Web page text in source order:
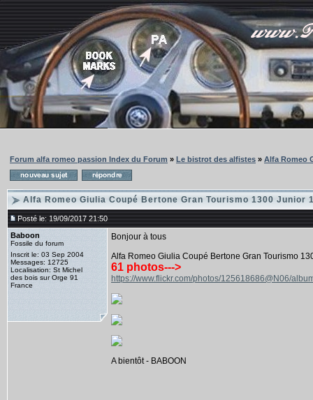
Forum alfa romeo passion Index du Forum » Le bistrot des alfistes » Alfa Romeo
Alfa Romeo Giulia Coupé Bertone Gran Tourismo 1300 Junior
Posté le: 19/09/2017 21:50
Baboon
Fossile du forum
Inscrit le: 03 Sep 2004
Messages: 12725
Localisation: St Michel
des bois sur Orge 91
France
Bonjour à tous
Alfa Romeo Giulia Coupé Bertone Gran Tourismo
61 photos--->
https://www.flickr.com/photos/125618686@N06/
A bientôt - BABOON